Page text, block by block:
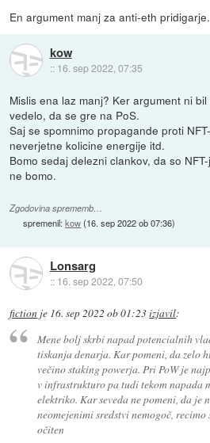
En argument manj za anti-eth pridigarje.
kow
:: 16. sep 2022, 07:35
Mislis ena laz manj? Ker argument ni
vedelo, da se gre na PoS.
Saj se spomnimo propagande proti
neverjetne kolicine energije itd.
Bomo sedaj delezni clankov, da so
ne bomo.
Zgodovina sprememb…
spremenil:kow(16. sep 2022 ob 07:36)
Lonsarg
:: 16. sep 2022, 07:50
fiction je 16. sep 2022 ob 01:23izjavil:
Mene bolj skrbi napad potencialnih
tiskanja denarja. Kar pomeni, da zelo
večino staking powerja. Pri PoW je
v infrastrukturo pa tudi tekom napada
elektriko. Kar seveda ne pomeni, da je
neomejenimi sredstvi nemogoč,
očiten